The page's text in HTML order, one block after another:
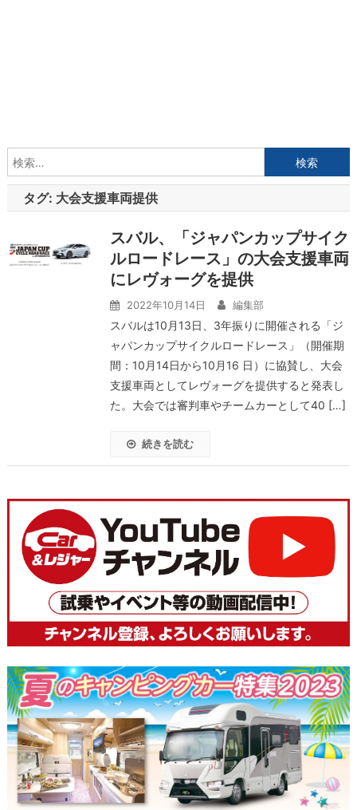
索:
タグ: 大会支援車両提供
スバル、「ジャパンカップサイク
ルロードレース」の大会支援車両
にレヴォーグを提供
2022年10月14日 編集部
スバルは10月13日、3年振りに開催される「ジ
ャパンカップサイクルロードレース」（開催期
間：10月14日から10月16 日）に協賛し、大会
支援車両としてレヴォーグを提供すると発表し
た。大会では審判車やチームカーとして40 […]
続きを読む